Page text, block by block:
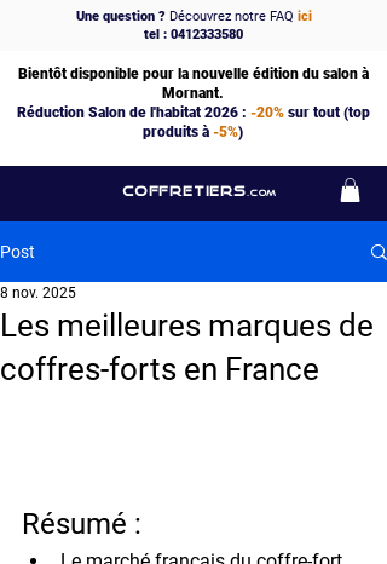
COFFRETIERS .COM
Une question ?Découvrez notre FAQ ici
tel : 0412333580
Bientôt disponible pour la nouvelle édition du salon à
Mornant.
Réduction Salon de l'habitat 2026 : -20%sur tout (top
produits à -5%)
Post
Les meilleures marques de
coffres-forts en France
8 nov. 2025
Résumé :